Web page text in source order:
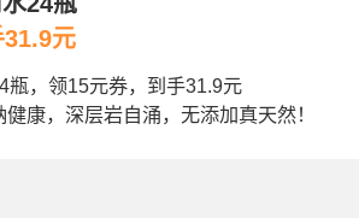
元
瓶，领15元券，到手31.9元
康，深层岩自涌，无添加真天然！